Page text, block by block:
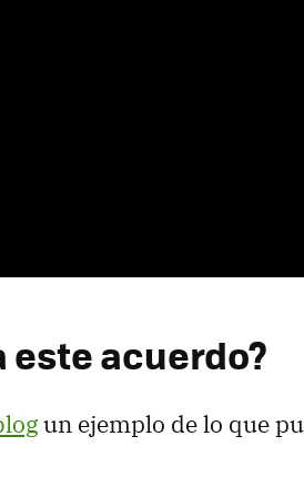
este acuerdo?
un ejemplo de lo que